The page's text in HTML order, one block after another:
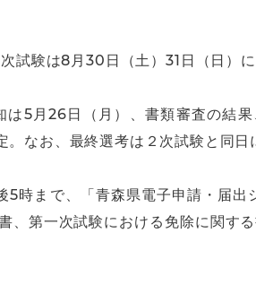
試験は8月30日（土）31日（日）
5月26日（月）、書類審査の結
。なお、最終選考は２次試験と同日
時まで、「青森県電子申請・届出
、第一次試験における免除に関す